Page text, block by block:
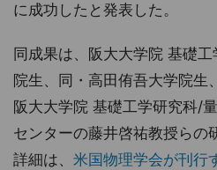
に成功したと発表した。
同成果は、阪大大学院 基礎
院生、同・高田侑吾大学院生
阪大大学院 基礎工学研究科/
センターの藤井啓祐教授らの
詳細は、 米国物理学会が刊行